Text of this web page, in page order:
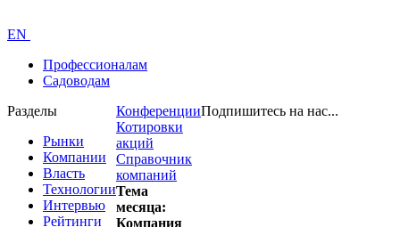
EN
Профессионалам
Садоводам
Разделы
Рынки
Компании
Власть
Технологии
Интервью
Рейтинги
Конференции
Котировки
акций
Справочник
компаний
Тема
месяца:
Компания
Подпишитесь на нас...